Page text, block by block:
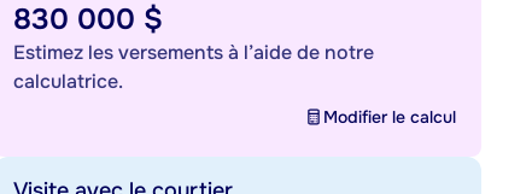
830 000 $
Estimez les versements à l’aide de notre
calculatrice.
Modifier le calcul